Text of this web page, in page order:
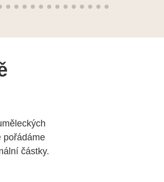
pořádáme
částky.